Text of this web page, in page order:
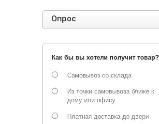
Опрос
Как бы вы хотели получит товар?
Самовывоз со склада
Из точки самовывоза ближе к
дому или офису
Платная доставка до двери